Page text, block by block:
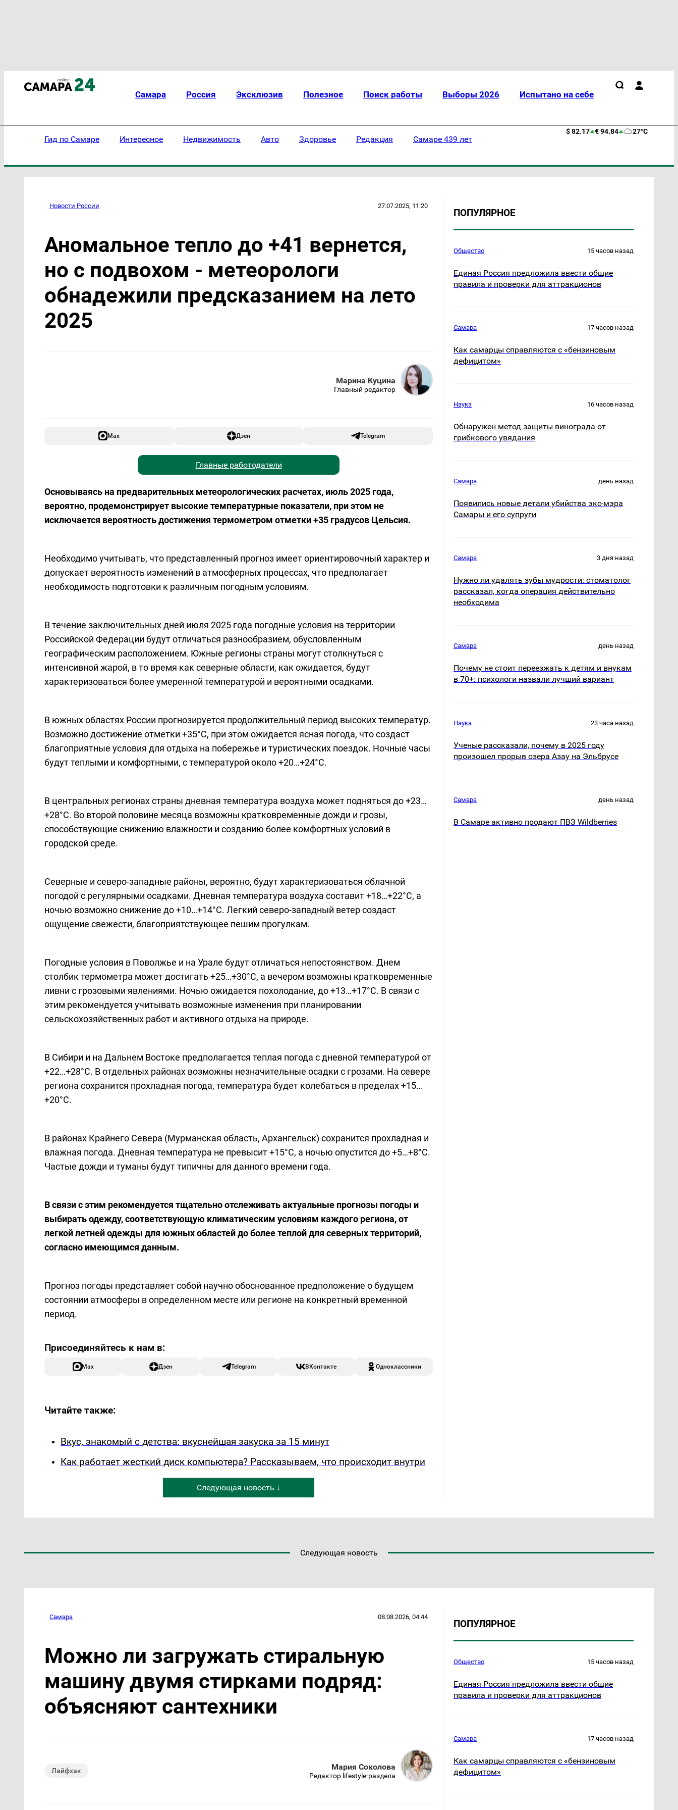
Самара Россия Эксклюзив Полезное Поиск работы Выборы 2026 Испытано на себе
Гид по Самаре Интересное Недвижимость Авто Здоровье Редакция Самаре 439 лет
$ 82.17 € 94.84 27°C
Новости России 27.07.2025, 11:20
Аномальное тепло до +41 вернется,
но с подвохом - метеорологи
обнадежили предсказанием на лето
2025
Марина Куцина
Главный редактор
Max Дзен Telegram
Главные работодатели
Основываясь на предварительных метеорологических расчетах, июль 2025 года,
вероятно, продемонстрирует высокие температурные показатели, при этом не
исключается вероятность достижения термометром отметки +35 градусов Цельсия.
Необходимо учитывать, что представленный прогноз имеет ориентировочный характер и
допускает вероятность изменений в атмосферных процессах, что предполагает
необходимость подготовки к различным погодным условиям.
В течение заключительных дней июля 2025 года погодные условия на территории
Российской Федерации будут отличаться разнообразием, обусловленным
географическим расположением. Южные регионы страны могут столкнуться с
интенсивной жарой, в то время как северные области, как ожидается, будут
характеризоваться более умеренной температурой и вероятными осадками.
В южных областях России прогнозируется продолжительный период высоких температур.
Возможно достижение отметки +35°C, при этом ожидается ясная погода, что создаст
благоприятные условия для отдыха на побережье и туристических поездок. Ночные часы
будут теплыми и комфортными, с температурой около +20…+24°C.
В центральных регионах страны дневная температура воздуха может подняться до +23…
+28°C. Во второй половине месяца возможны кратковременные дожди и грозы,
способствующие снижению влажности и созданию более комфортных условий в
городской среде.
Северные и северо-западные районы, вероятно, будут характеризоваться облачной
погодой с регулярными осадками. Дневная температура воздуха составит +18…+22°C, а
ночью возможно снижение до +10…+14°C. Легкий северо-западный ветер создаст
ощущение свежести, благоприятствующее пешим прогулкам.
Погодные условия в Поволжье и на Урале будут отличаться непостоянством. Днем
столбик термометра может достигать +25…+30°C, а вечером возможны кратковременные
ливни с грозовыми явлениями. Ночью ожидается похолодание, до +13…+17°C. В связи с
этим рекомендуется учитывать возможные изменения при планировании
сельскохозяйственных работ и активного отдыха на природе.
В Сибири и на Дальнем Востоке предполагается теплая погода с дневной температурой от
+22…+28°C. В отдельных районах возможны незначительные осадки с грозами. На севере
региона сохранится прохладная погода, температура будет колебаться в пределах +15…
+20°C.
В районах Крайнего Севера (Мурманская область, Архангельск) сохранится прохладная и
влажная погода. Дневная температура не превысит +15°C, а ночью опустится до +5…+8°C.
Частые дожди и туманы будут типичны для данного времени года.
В связи с этим рекомендуется тщательно отслеживать актуальные прогнозы погоды и
выбирать одежду, соответствующую климатическим условиям каждого региона, от
легкой летней одежды для южных областей до более теплой для северных территорий,
согласно имеющимся данным.
Прогноз погоды представляет собой научно обоснованное предположение о будущем
состоянии атмосферы в определенном месте или регионе на конкретный временной
период.
Max Дзен Telegram ВКонтакте Одноклассники
Читайте также:
Вкус, знакомый с детства: вкуснейшая закуска за 15 минут
Как работает жесткий диск компьютера? Рассказываем, что происходит внутри
Следующая новость ↓
ПОПУЛЯРНОЕ
Общество 15 часов назад
Единая Россия предложила ввести общие
правила и проверки для аттракционов
Самара 17 часов назад
Как самарцы справляются с «бензиновым
дефицитом»
Наука 16 часов назад
Обнаружен метод защиты винограда от
грибкового увядания
Самара день назад
Появились новые детали убийства экс-мэра
Самары и его супруги
Самара 3 дня назад
Нужно ли удалять зубы мудрости: стоматолог
рассказал, когда операция действительно
необходима
Самара день назад
Почему не стоит переезжать к детям и внукам
в 70+: психологи назвали лучший вариант
Наука 23 часа назад
Ученые рассказали, почему в 2025 году
произошел прорыв озера Азау на Эльбрусе
Самара день назад
В Самаре активно продают ПВЗ Wildberries
Следующая новость
Самара 08.08.2026, 04:44
Можно ли загружать стиральную
машину двумя стирками подряд:
объясняют сантехники
Лайфхак Мария Соколова
Редактор lifestyle-раздела
ПОПУЛЯРНОЕ
Общество 15 часов назад
Единая Россия предложила ввести общие
правила и проверки для аттракционов
Самара 17 часов назад
Как самарцы справляются с «бензиновым
дефицитом»